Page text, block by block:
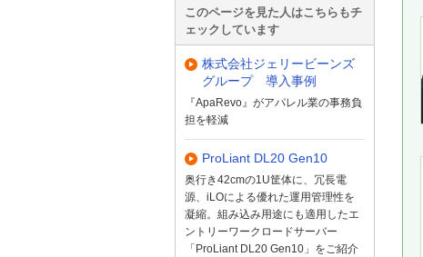
このページを見た人はこちらもチ
ェックしています
株式会社ジェリービーンズ
グループ 導入事例
『ApaRevo』がアパレル業の事務負
担を軽減
ProLiant DL20 Gen10
奥行き42cmの1U筐体に、冗長電
源、iLOによる優れた運用管理性を
凝縮。組み込み用途にも適用したエ
ントリーワークロードサーバー
「ProLiant DL20 Gen10」をご紹介